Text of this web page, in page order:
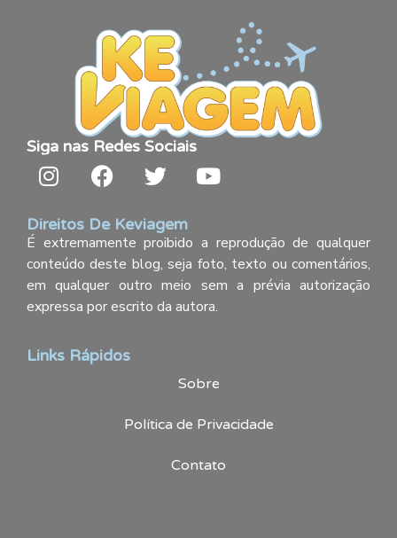
Siga nas Redes Sociais
Direitos De Keviagem
É extremamente proibido a reprodução de qualquer
conteúdo deste blog, seja foto, texto ou comentários,
em qualquer outro meio sem a prévia autorização
expressa por escrito da autora.
Links Rápidos
Sobre
Política de Privacidade
Contato